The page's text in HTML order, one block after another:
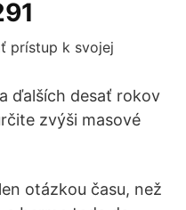
ďalších desať rokov
zvýši masové
otázkou času, než